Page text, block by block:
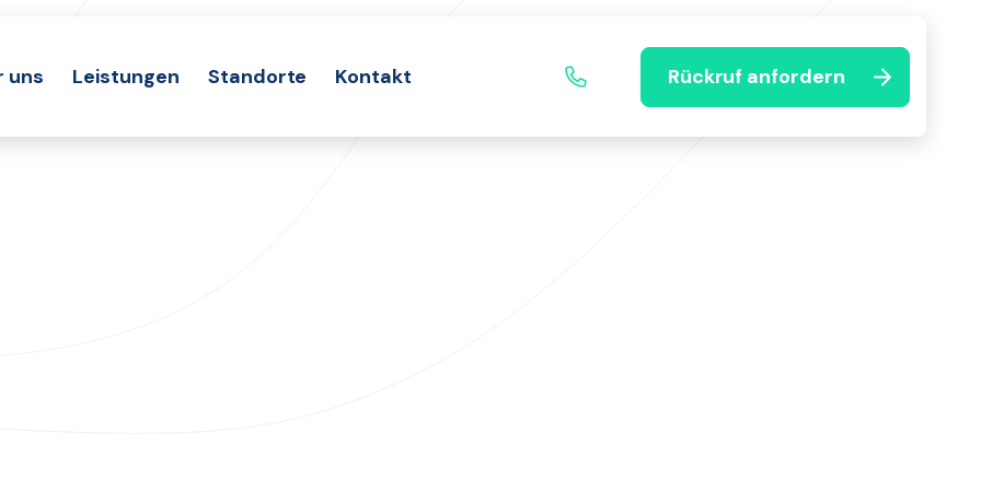
uns Leistungen Standorte Kontakt  Rückruf anfordern